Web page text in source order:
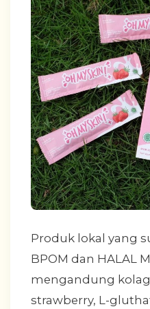
Produk lokal yang
BPOM dan HALAL
mengandung
strawberry, L-